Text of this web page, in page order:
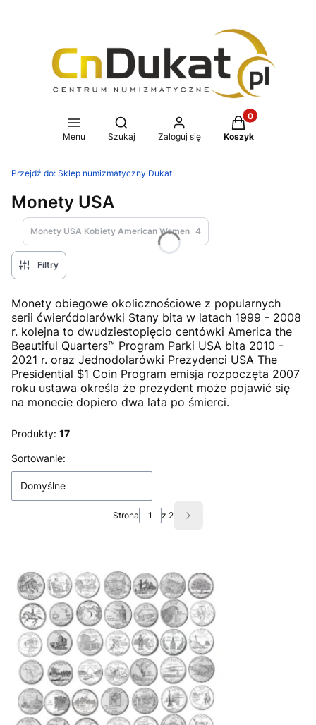
Menu
Otwórz wyszukiwarkę
Szukaj Zaloguj się
Produkty w
Koszyk
Przejdź do: Sklep numizmatyczny Dukat
Monety USA
Monety USA Kobiety American Women 4
Filtry
Monety obiegowe okolicznościowe z popularnych
serii ćwierćdolarówki Stany bita w latach 1999 - 2008
r. kolejna to dwudziestopięcio centówki America the
Beautiful Quarters™ Program Parki USA bita 2010 -
2021 r. oraz Jednodolarówki Prezydenci USA The
Presidential $1 Coin Program emisja rozpoczęta 2007
roku ustawa określa że prezydent może pojawić się
na monecie dopiero dwa lata po śmierci.
Produkty: 17
Lista produktów
Sortowanie:
Domyślne
Strona z 2 Następne produkty